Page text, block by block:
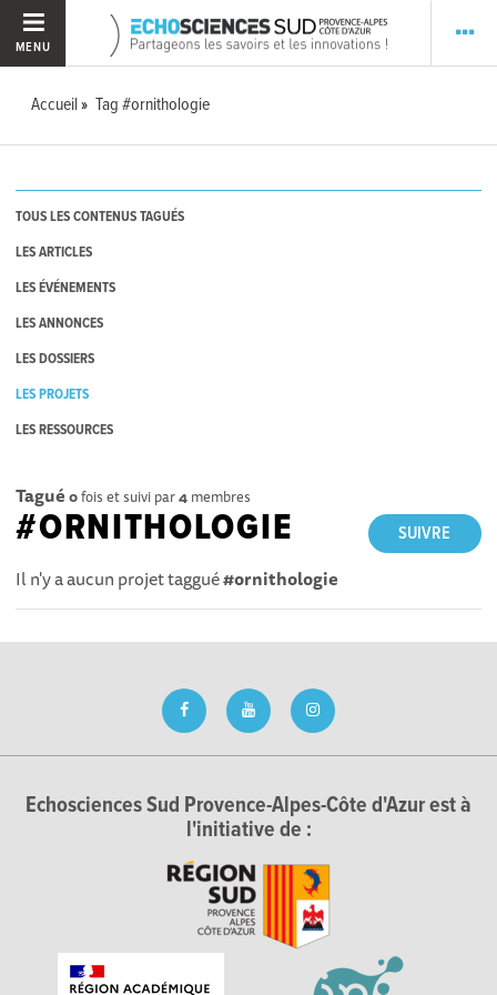
MENU
Accueil Tag #ornithologie
TOUS LES CONTENUS TAGUÉS
LES ARTICLES
LES ÉVÉNEMENTS
LES ANNONCES
LES DOSSIERS
LES PROJETS
LES RESSOURCES
Tagué 0fois et suivi par4 membres
SUIVRE
#ORNITHOLOGIE
Il n'y a aucun projet taggué#ornithologie
Echosciences Sud Provence-Alpes-Côte d'Azur est à
l'initiative de :